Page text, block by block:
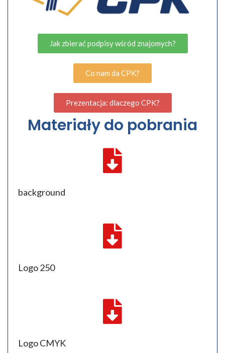
Jak zbierać podpisy wśród znajomych?
Co nam da CPK?
Prezentacja: dlaczego CPK?
Materiały do pobrania
background
Logo 250
Logo CMYK